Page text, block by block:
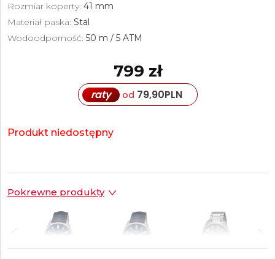
Rozmiar koperty: 41 mm
Materiał paska: Stal
Wodoodporność: 50 m / 5 ATM
799 zł
raty od 79,90PLN
Produkt niedostępny
Pokrewne produkty